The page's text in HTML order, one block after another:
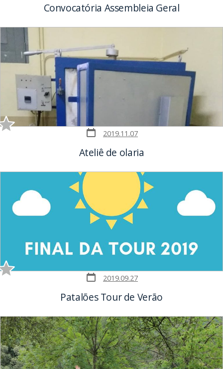
Convocatória Assembleia Geral
Post
date
2019.11.07
Ateliê de olaria
Post
date
2019.09.27
Patalões Tour de Verão